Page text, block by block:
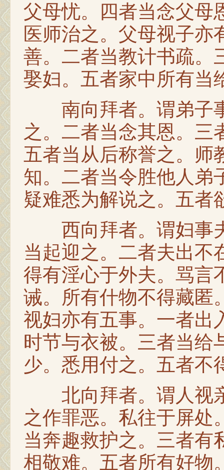
父母忧。四者当念父母
医师治之。父母视子亦
善。二者当教计书疏。
娶妇。五者家中所有当
南向拜者。谓弟子
之。二者当念其恩。三
五者当从后称誉之。师
知。二者当令胜他人弟
疑难悉为解说之。五者
西向拜者。谓妇事
当起迎之。二者夫出不
得有淫心于外夫。骂言
诫。所有什物不得藏匿
视妇亦有五事。一者出
时节与衣被。三者当给
少。悉用付之。五者不
北向拜者。谓人视
之作罪恶。私往于屏处
当奔趣救护之。三者有
相敬难。五者所有好物